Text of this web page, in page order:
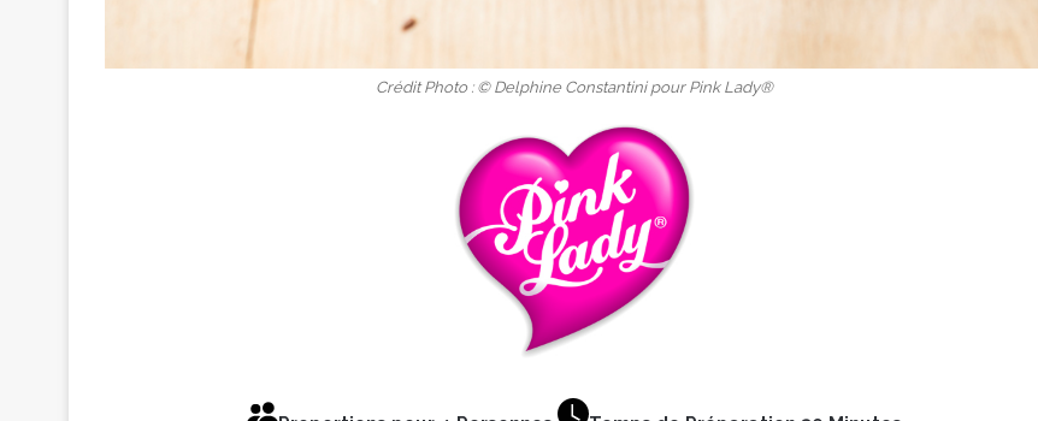
Crédit Photo : © Delphine Constantini pour Pink Lady®